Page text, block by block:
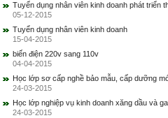
Tuyển dụng nhân viên kinh doanh phát triển
05-12-2015
Tuyển dụng nhân viên kinh doanh
15-04-2015
biến điện 220v sang 110v
04-04-2015
Học lớp sơ cấp nghề bảo mẫu, cấp dưỡng
24-03-2015
Học lớp nghiệp vụ kinh doanh xăng dầu và
24-03-2015